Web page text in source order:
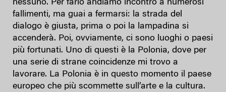
nessuno. Per farlo andiamo incontro a numerosi
fallimenti, ma guai a fermarsi: la strada del
dialogo è giusta, prima o poi la lampadina si
accenderà. Poi, ovviamente, ci sono luoghi o paesi
più fortunati. Uno di questi è la Polonia, dove per
una serie di strane coincidenze mi trovo a
lavorare. La Polonia è in questo momento il paese
europeo che più scommette sull’arte e la cultura.